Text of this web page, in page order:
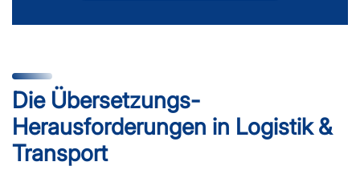
Die Übersetzungs-
Herausforderungen in Logistik &
Transport